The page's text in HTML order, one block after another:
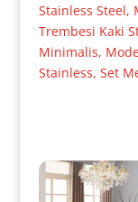
Stainless Steel,
Trembesi Kaki
Minimalis,
Stainless, Set